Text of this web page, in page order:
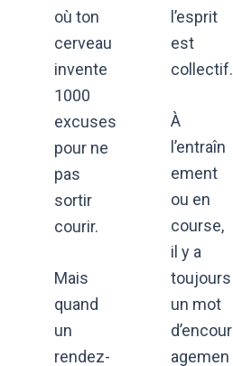
où ton
cerveau
invente
1000
excuses
pour ne
pas
sortir
courir.
Mais
quand
un
rendez-
l’esprit
est
collectif.
À
l’entraîn
ement
ou en
course,
il y a
toujours
un mot
d’encour
agemen